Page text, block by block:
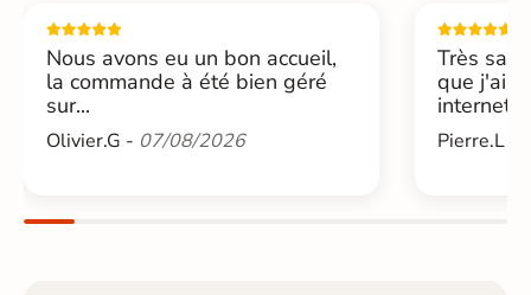
Nous avons eu un bon accueil,
la commande à été bien géré
sur...
Olivier.G - 07/08/2026
Très
que j'ai
internet....
Pierre.L -